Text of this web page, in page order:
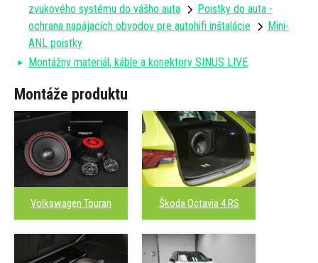
zvukového systému do vášho auta
Poistky do auta -
ochrana napájacích obvodov pre autohifi inštalácie
Mini-
ANL poistky
Montážny materiál, káble a konektory SINUS LIVE
Montáže produktu
Volkswagen Touran Škoda Octavia 4 RS